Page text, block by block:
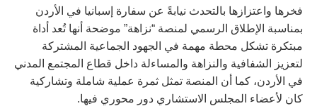
فخرها واعتزازها بالتحدث نيابةً عن سفارة إسبانيا في الأردن
بمناسبة الإطلاق الرسمي لمنصة “نزاهة” موضحة أنها تُعد أداة
مبتكرة تشكل محطة مهمة في الجهود الجماعية المشتركة
لتعزيز الشفافية والنزاهة والمساءلة داخل قطاع المجتمع المدني
في الأردن، كما أن المنصة تمثل ثمرة عملية شاملة وتشاركية
كان لأعضاء المجلس الاستشاري دور محوري فيها.